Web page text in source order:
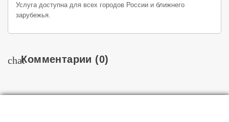
Услуга доступна для всех городов России и ближнего
зарубежья.
chatКомментарии (0)